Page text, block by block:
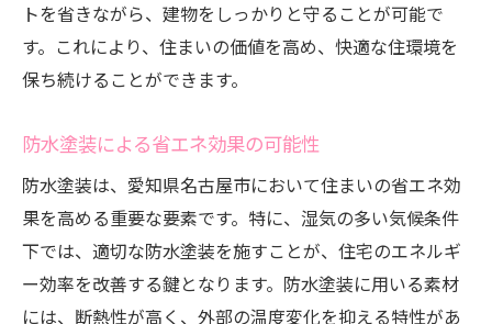
トを省きながら、建物をしっかりと守ることが可能で
す。これにより、住まいの価値を高め、快適な住環境を
保ち続けることができます。
防水塗装による省エネ効果の可能性
防水塗装は、愛知県名古屋市において住まいの省エネ効
果を高める重要な要素です。特に、湿気の多い気候条件
下では、適切な防水塗装を施すことが、住宅のエネルギ
ー効率を改善する鍵となります。防水塗装に用いる素材
には、断熱性が高く、外部の温度変化を抑える特性があ